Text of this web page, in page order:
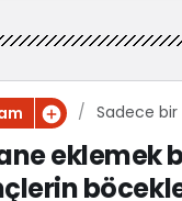
Sadece bir
doğal
eklemek